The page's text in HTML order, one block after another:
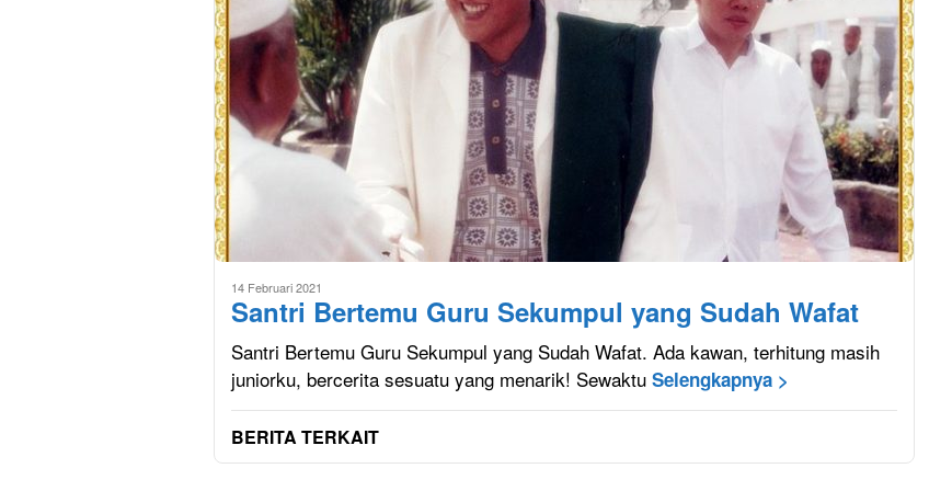
14 Februari 2021
Santri Bertemu Guru Sekumpul yang Sudah Wafat
Santri Bertemu Guru Sekumpul yang Sudah Wafat. Ada kawan, terhitung masih
juniorku, bercerita sesuatu yang menarik! Sewaktu Selengkapnya >
BERITA TERKAIT